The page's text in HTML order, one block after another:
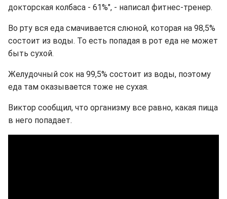
докторская колбаса - 61%", - написал фитнес-тренер.
Во рту вся еда смачивается слюной, которая на 98,5%
состоит из воды. То есть попадая в рот еда не может
быть сухой.
Желудочный сок на 99,5% состоит из воды, поэтому
еда там оказывается тоже не сухая.
Виктор сообщил, что организму все равно, какая пища
в него попадает.